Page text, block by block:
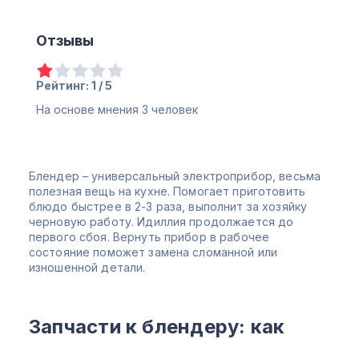
Отзывы
Рейтинг: 1 / 5
На основе мнения 3 человек
Блендер – универсальный электроприбор, весьма
полезная вещь на кухне. Помогает приготовить
блюдо быстрее в 2-3 раза, выполнит за хозяйку
черновую работу. Идиллия продолжается до
первого сбоя. Вернуть прибор в рабочее
состояние поможет замена сломанной или
изношенной детали.
Запчасти к блендеру: как